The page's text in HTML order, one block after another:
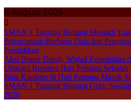
8 August 2026
SMAN 1 Tanjung Bintang Menjadi
Perencanaan Berbasis Data dan
Pendidikan
Aksi Donor Darah, Wujud Kepedulian
Upacara Bendera Hari Pertama Sekolah
Bina Karakter di Hari Pertama Masuk
SMAN 1 Tanjung Bintang Gelar
2026